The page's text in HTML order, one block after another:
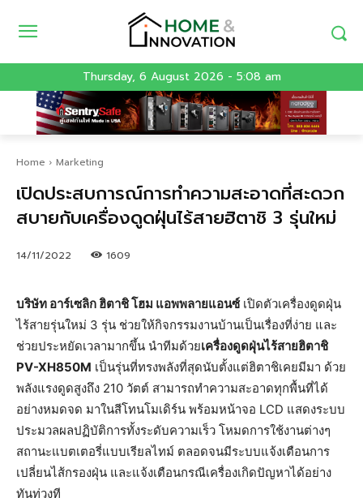
Thursday, 6 August 2026 - 5:08 am
Home Marketing
เปิดประสบการณ์การทำความสะอาดที่สะดวก
สบายกับเครื่องดูดฝุ่นไร้สายฮิตาชิ 3 รุ่นใหม่
14/11/2022 1609
บริษัท อาร์เซลิก ฮิตาชิ โฮม แอพพลายแอนซ์เปิดตัวเครื่องดูดฝุ่น
ไร้สายรุ่นใหม่ 3 รุ่น ช่วยให้กิจกรรมงานบ้านเป็นเรื่องที่ง่าย และ
ช่วยประหยัดเวลามากขึ้น นำทีมด้วยเครื่องดูดฝุ่นไร้สายฮิตาชิ
PV-XH850M เป็นรุ่นที่ทรงพลังที่สุดนับตั้งแต่ฮิตาชิเคยมีมา ด้วย
พลังแรงดูดสูงถึง 210 วัตต์ สามารถทำความสะอาดทุกพื้นที่ได้
อย่างหมดจด มาในสีโทนโมเดิร์น พร้อมหน้าจอ LCD แสดงระบบ
ประมวลผลปฏิบัติการทั้งระดับความเร็ว โหมดการใช้งานต่างๆ
สถานะแบตเตอรี่แบบเรียลไทม์ ตลอดจนมีระบบแจ้งเตือนการ
เปลี่ยนไส้กรองฝุ่น และแจ้งเตือนกรณีเครื่องเกิดปัญหาได้อย่าง
ทันท่วงที